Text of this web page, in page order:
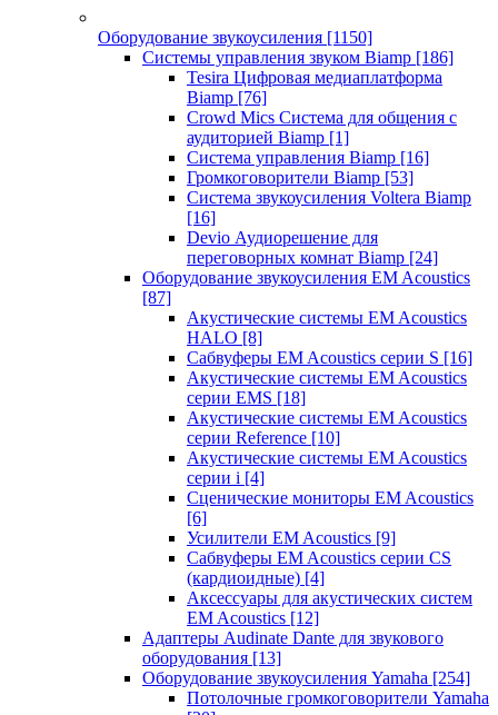
Оборудование звукоусиления [1150]
Системы управления звуком Biamp [186]
Tesira Цифровая медиаплатформа
Biamp [76]
Crowd Mics Система для общения с
аудиторией Biamp [1]
Система управления Biamp [16]
Громкоговорители Biamp [53]
Система звукоусиления Voltera Biamp
[16]
Devio Аудиорешение для
переговорных комнат Biamp [24]
Оборудование звукоусиления EM Acoustics
[87]
Акустические системы EM Acoustics
HALO [8]
Сабвуферы EM Acoustics серии S [16]
Акустические системы EM Acoustics
серии EMS [18]
Акустические системы EM Acoustics
серии Reference [10]
Акустические системы EM Acoustics
серии i [4]
Сценические мониторы EM Acoustics
[6]
Усилители EM Acoustics [9]
Сабвуферы EM Acoustics серии CS
(кардиоидные) [4]
Аксессуары для акустических систем
EM Acoustics [12]
Адаптеры Audinate Dante для звукового
оборудования [13]
Оборудование звукоусиления Yamaha [254]
Потолочные громкоговорители Yamaha